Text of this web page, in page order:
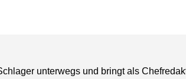
unterwegs und bringt als